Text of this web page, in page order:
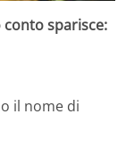
conto sparisce:
il nome di